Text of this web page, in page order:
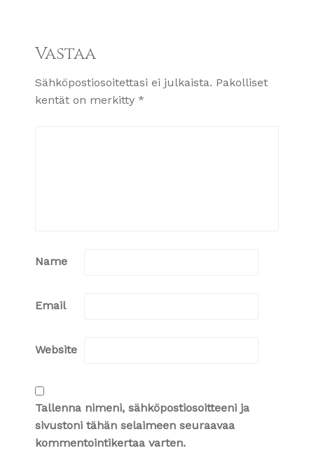
Vastaa
Sähköpostiosoitettasi ei julkaista. Pakolliset
kentät on merkitty *
Name
Email
Website
Tallenna nimeni, sähköpostiosoitteeni ja
sivustoni tähän selaimeen seuraavaa
kommentointikertaa varten.